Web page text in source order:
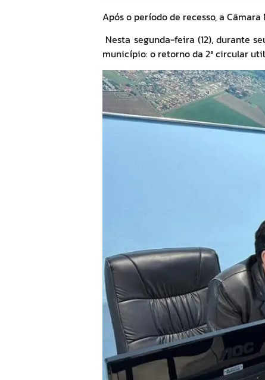
Após o período de recesso, a
Nesta segunda-feira (12), durante
município: o retorno da 2ª circular